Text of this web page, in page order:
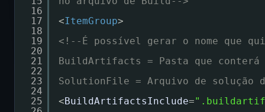
16
17
18
19
20
21
22
23
24
25
<ItemGroup>
<!--É possível gerar o nome que
BuildArtifacts = Pasta que conterá
SolutionFile = Arquivo de solução
<BuildArtifactsInclude=